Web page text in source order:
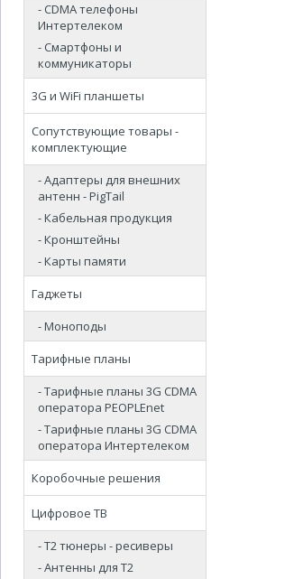
- CDMA телефоны
Интертелеком
- Смартфоны и
коммуникаторы
3G и WiFi планшеты
Сопутствующие товары -
комплектующие
- Адаптеры для внешних
антенн - PigTail
- Кабельная продукция
- Кронштейны
- Карты памяти
Гаджеты
- Моноподы
Тарифные планы
- Тарифные планы 3G CDMA
оператора PEOPLEnet
- Тарифные планы 3G CDMA
оператора Интертелеком
Коробочные решения
Цифровое ТВ
- Т2 тюнеры - ресиверы
- Антенны для Т2